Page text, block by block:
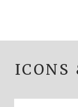
ICONS